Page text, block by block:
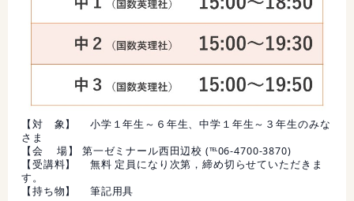
【対 象】 小学１年生～６年生、中学１年生～３年生のみな
さま
【会 場】 第一ゼミナール西田辺校 (℡06-4700-3870)
【受講料】 無料 定員になり次第，締め切らせていただきま
す。
【持ち物】 筆記用具